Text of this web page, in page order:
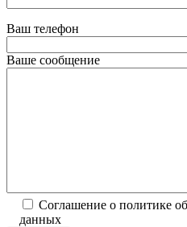
Ваш телефон
Ваше сообщение
Соглашение о политике
данных